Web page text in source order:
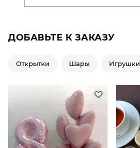
ДОБАВЬТЕ К ЗАКАЗУ
Открытки Шары Игрушки